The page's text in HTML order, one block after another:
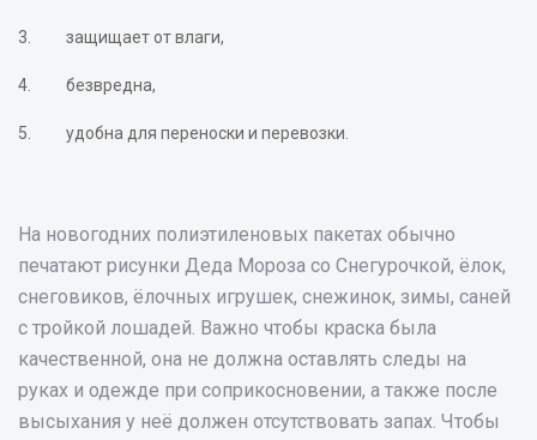
защищает от влаги,
безвредна,
удобна для переноски и перевозки.
На новогодних полиэтиленовых пакетах обычно
печатают рисунки Деда Мороза со Снегурочкой, ёлок,
снеговиков, ёлочных игрушек, снежинок, зимы, саней
с тройкой лошадей. Важно чтобы краска была
качественной, она не должна оставлять следы на
руках и одежде при соприкосновении, а также после
высыхания у неё должен отсутствовать запах. Чтобы